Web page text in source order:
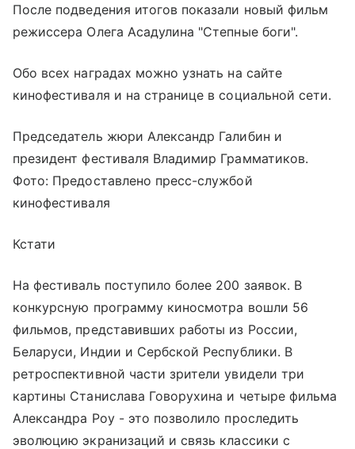
После подведения итогов показали новый фильм
режиссера Олега Асадулина "Степные боги".
Обо всех наградах можно узнать на сайте
кинофестиваля и на странице в социальной сети.
Председатель жюри Александр Галибин и
президент фестиваля Владимир Грамматиков.
Фото: Предоставлено пресс-службой
кинофестиваля
Кстати
На фестиваль поступило более 200 заявок. В
конкурсную программу киносмотра вошли 56
фильмов, представивших работы из России,
Беларуси, Индии и Сербской Республики. В
ретроспективной части зрители увидели три
картины Станислава Говорухина и четыре фильма
Александра Роу - это позволило проследить
эволюцию экранизаций и связь классики с